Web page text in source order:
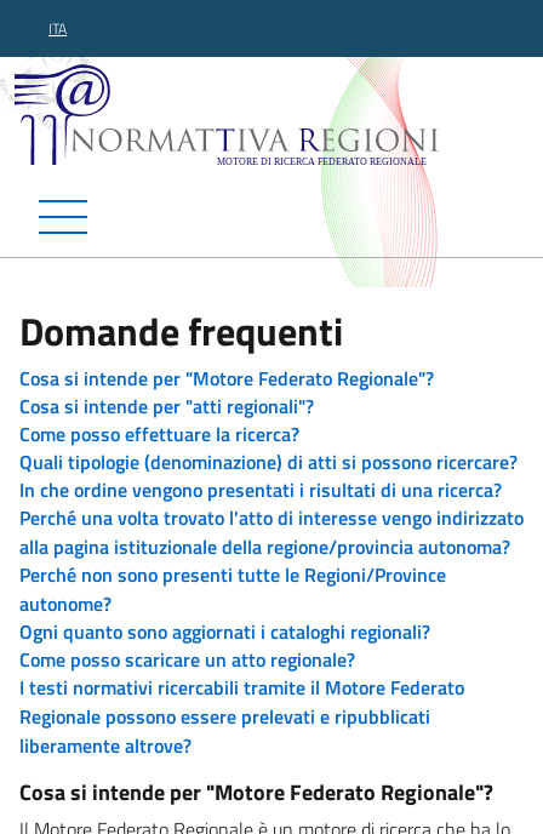
ITA
Normattiva Regioni -
Domande frequenti
Cosa si intende per "Motore Federato Regionale"?
Cosa si intende per "atti regionali"?
Come posso effettuare la ricerca?
Quali tipologie (denominazione) di atti si possono ricercare?
In che ordine vengono presentati i risultati di una ricerca?
Perché una volta trovato l'atto di interesse vengo indirizzato
alla pagina istituzionale della regione/provincia autonoma?
Perché non sono presenti tutte le Regioni/Province
autonome?
Ogni quanto sono aggiornati i cataloghi regionali?
Come posso scaricare un atto regionale?
I testi normativi ricercabili tramite il Motore Federato
Regionale possono essere prelevati e ripubblicati
liberamente altrove?
Cosa si intende per "Motore Federato Regionale"?